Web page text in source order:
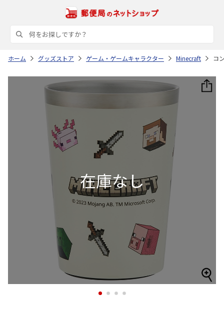
ホーム グッズストア ゲーム・ゲームキャラクター Minecraft コ
1 2 3 4